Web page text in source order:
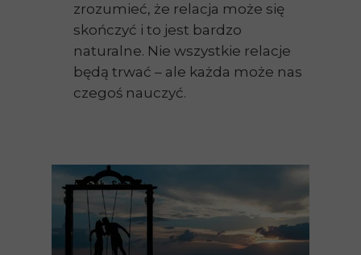
zrozumieć, że relacja może się
skończyć i to jest bardzo
naturalne. Nie wszystkie relacje
będą trwać – ale każda może nas
czegoś nauczyć.